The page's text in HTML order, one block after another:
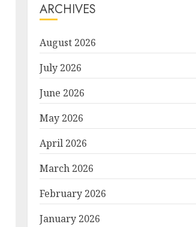
ARCHIVES
August 2026
July 2026
June 2026
May 2026
April 2026
March 2026
February 2026
January 2026